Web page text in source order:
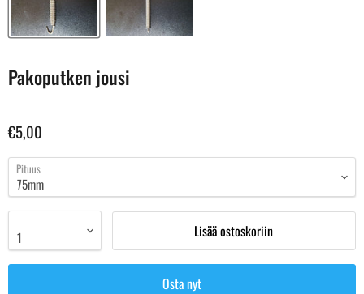
Pakoputken jousi
€5,00
Pituus
Lisää ostoskoriin
Osta nyt